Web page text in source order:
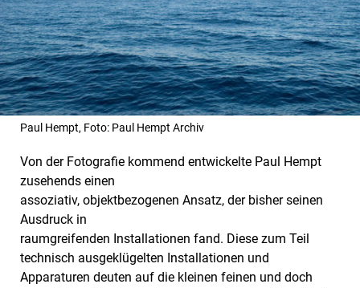
Paul Hempt, Foto: Paul Hempt Archiv
Von der Fotografie kommend entwickelte Paul Hempt
zusehends einen
assoziativ, objektbezogenen Ansatz, der bisher seinen
Ausdruck in
raumgreifenden Installationen fand. Diese zum Teil
technisch ausgeklügelten Installationen und
Apparaturen deuten auf die kleinen feinen und doch